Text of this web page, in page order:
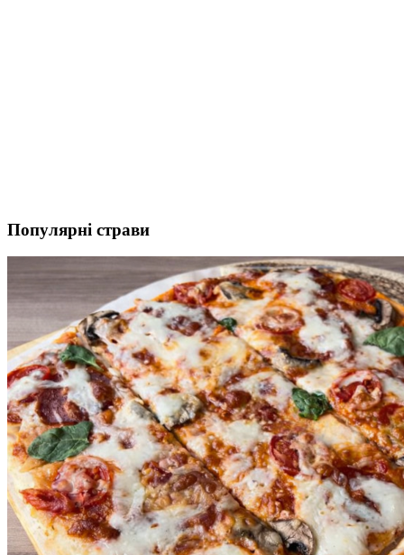
Популярні страви